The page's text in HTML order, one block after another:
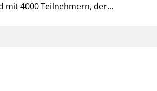
mit 4000 Teilnehmern, der...